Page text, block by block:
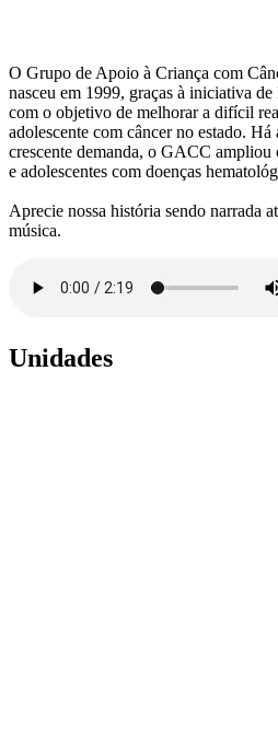
O Grupo de Apoio à Criança com
nasceu em 1999, graças à iniciativa
com o objetivo de melhorar a difícil
adolescente com câncer no estado.
crescente demanda, o GACC ampliou
e adolescentes com doenças
Aprecie nossa história sendo narrada
música.
Unidades